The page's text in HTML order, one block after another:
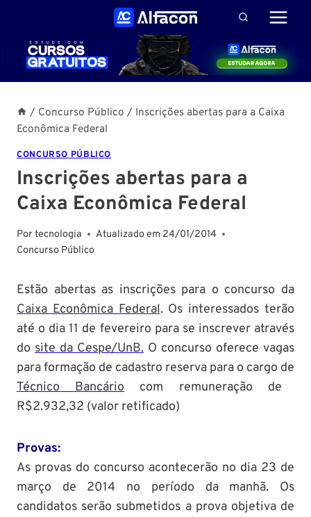
Conteúdo
/ Concurso Público / Inscrições abertas para a Caixa
Econômica Federal
CONCURSO PÚBLICO
Inscrições abertas para a
Caixa Econômica Federal
Portecnologia Atualizado em 24/01/2014
Concurso Público
Estão abertas as inscrições para o concurso da
Caixa Econômica Federal. Os interessados terão
até o dia 11 de fevereiro para se inscrever através
do site da Cespe/UnB. O concurso oferece vagas
para formação de cadastro reserva para o cargo de
Técnico Bancáriocom remuneração de
R$2.932,32 (valor retificado)
Provas:
As provas do concurso acontecerão no dia 23 de
março de 2014 no período da manhã. Os
candidatos serão submetidos a prova objetiva de